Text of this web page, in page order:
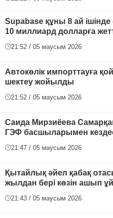
Supabase құны 8 ай ішінде
10 миллиард долларға
21:52 / 05 маусым 2026
Автокөлік импорттауға
шектеу жойылды
21:52 / 05 маусым 2026
Саида Мирзиёева
ГЭФ басшыларымен
21:47 / 05 маусым 2026
Қытайлық әйел қабақ
жылдан бері көзін ашып
21:43 / 05 маусым 2026